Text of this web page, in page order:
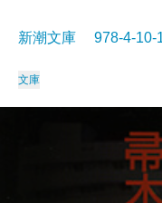
新潮文庫 978-4-
文庫